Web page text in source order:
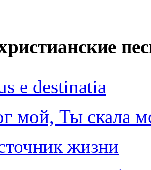
e destinatia
мой, Ты скала
жизни